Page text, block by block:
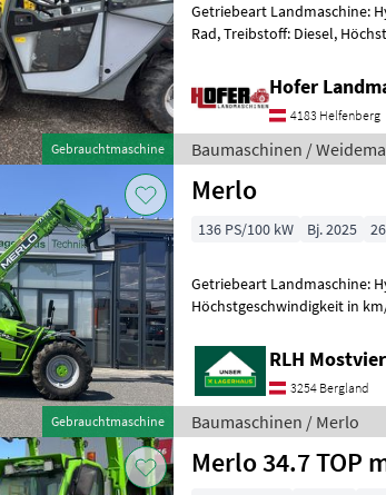
Gebrauchtmaschine
Getriebeart Landmaschine:
Rad, Treibstoff: Diesel,
Hofer
4183 Helfenberg
Baumaschinen /
Gebrauchtmaschine
Merlo
136 PS/100 kW Bj. 2025
Getriebeart Landmaschine:
Höchstgeschwindigkeit in
RLH
3254 Bergland
Baumaschinen / Merlo
Merlo 34.7 TOP